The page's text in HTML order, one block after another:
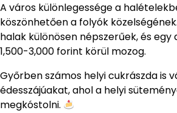
A város különlegessége a
köszönhetően a folyók
halak különösen népszerűek, és
1,500-3,000 forint körül mozog.
Győrben számos helyi cukrászda is
édesszájúakat, ahol a helyi
megkóstolni.